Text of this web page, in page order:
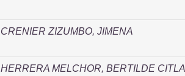
CRENIER ZIZUMBO, JIMENA
HERRERA MELCHOR, BERTILDE